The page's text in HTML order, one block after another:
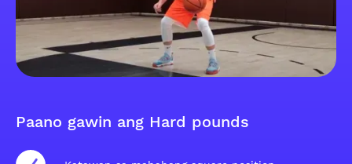
Paano gawin ang Hard pounds